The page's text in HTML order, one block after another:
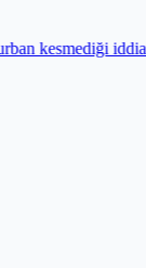
edilen BOLSEV